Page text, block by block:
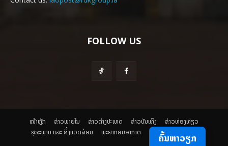
FOLLOW US
ໜ້າຫຼັກ ຂ່າວພາຍ​ໃນ ຂ່າວຕ່າງປະເທດ ​ຂ່າວບັນເທິງ
​ຂ່າວທ່ອງທ່ຽວ
ສຸຂະພາບ ແລະ ສີ່ງແວດລ້ອມ
ພະຍາກອນອາກາດ ຄົ້ນຫາວຽກ